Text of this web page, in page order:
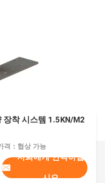
착 시스템 1.5KN/M2
격：협상 가능
저희에게 연락하십
시오